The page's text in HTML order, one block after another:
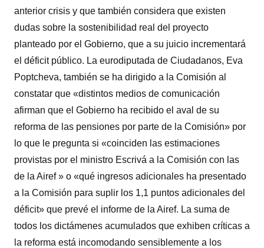
anterior crisis y que también considera que existen
dudas sobre la sostenibilidad real del proyecto
planteado por el Gobierno, que a su juicio incrementará
el déficit público. La eurodiputada de Ciudadanos, Eva
Poptcheva, también se ha dirigido a la Comisión al
constatar que «distintos medios de comunicación
afirman que el Gobierno ha recibido el aval de su
reforma de las pensiones por parte de la Comisión» por
lo que le pregunta si «coinciden las estimaciones
provistas por el ministro Escrivá a la Comisión con las
de la Airef » o «qué ingresos adicionales ha presentado
a la Comisión para suplir los 1,1 puntos adicionales del
déficit» que prevé el informe de la Airef. La suma de
todos los dictámenes acumulados que exhiben críticas a
la reforma está incomodando sensiblemente a los